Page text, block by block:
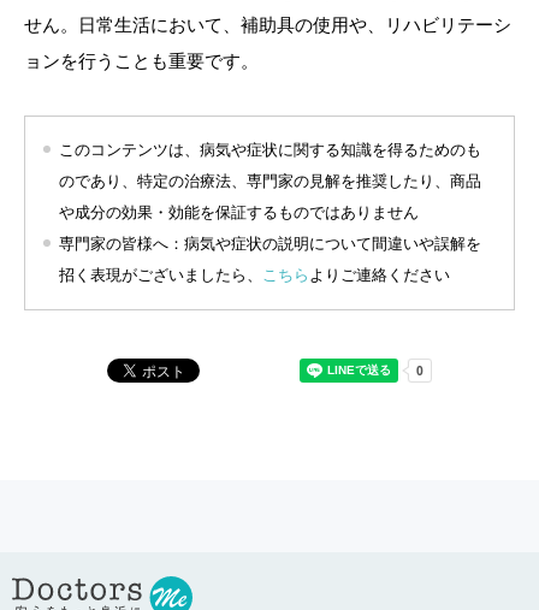
せん。日常生活において、補助具の使用や、リハビリテーシ
ョンを行うことも重要です。
このコンテンツは、病気や症状に関する知識を得るためのも
のであり、特定の治療法、専門家の見解を推奨したり、商品
や成分の効果・効能を保証するものではありません
専門家の皆様へ：病気や症状の説明について間違いや誤解を
招く表現がございましたら、
こちら よりご連絡ください